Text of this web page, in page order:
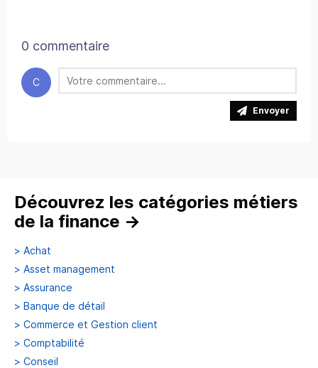
0 commentaire
C
Envoyer
Découvrez les catégories métiers
de la finance →
> Achat
> Asset management
> Assurance
> Banque de détail
> Commerce et Gestion client
> Comptabilité
> Conseil